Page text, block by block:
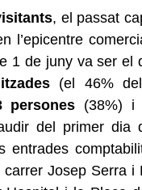
, el passat
l’epicentre
1 de juny va ser el
(el 46% del
persones (38%) i
del primer dia
entrades
carrer Josep Serra i